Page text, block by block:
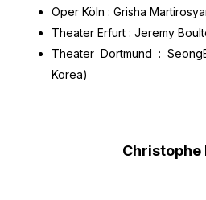
Oper Köln : Grisha
Theater Erfurt : Jeremy
Theater Dortmund :
Korea)
Christophe